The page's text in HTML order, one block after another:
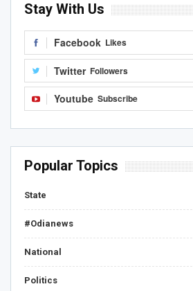
Stay With Us
Facebook Likes
Twitter Followers
Youtube Subscribe
Popular Topics
State
#Odianews
National
Politics